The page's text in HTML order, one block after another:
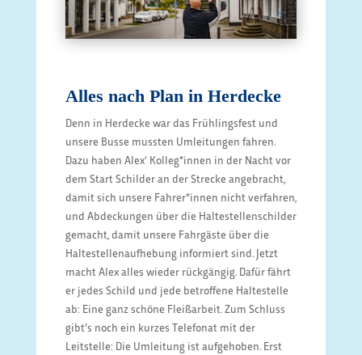
Alles nach Plan in Herdecke
Denn in Herdecke war das Frühlingsfest und
unsere Busse mussten Umleitungen fahren.
Dazu haben Alex‘ Kolleg*innen in der Nacht vor
dem Start Schilder an der Strecke angebracht,
damit sich unsere Fahrer*innen nicht verfahren,
und Abdeckungen über die Haltestellenschilder
gemacht, damit unsere Fahrgäste über die
Haltestellenaufhebung informiert sind. Jetzt
macht Alex alles wieder rückgängig. Dafür fährt
er jedes Schild und jede betroffene Haltestelle
ab: Eine ganz schöne Fleißarbeit. Zum Schluss
gibt’s noch ein kurzes Telefonat mit der
Leitstelle: Die Umleitung ist aufgehoben. Erst